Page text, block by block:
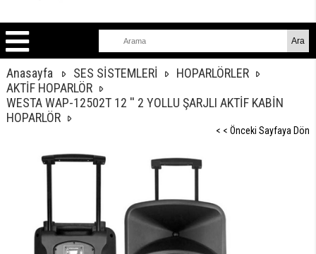
Anasayfa SES SİSTEMLERİ
HOPARLÖRLER
AKTİF HOPARLÖR
WESTA WAP-12502T 12 '' 2 YOLLU ŞARJLI AKTİF KABİN
HOPARLÖR
< < Önceki Sayfaya Dön